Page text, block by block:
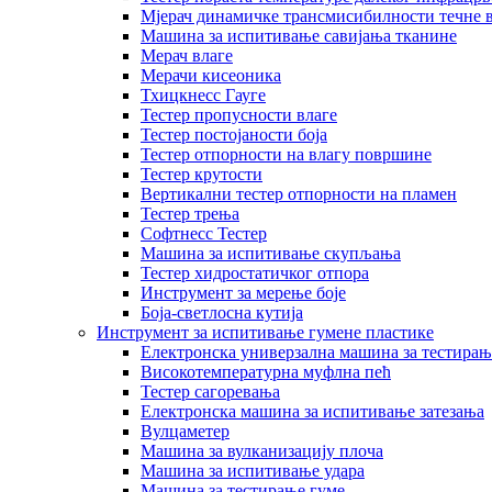
Мјерач динамичке трансмисибилности течне
Машина за испитивање савијања тканине
Мерач влаге
Мерачи кисеоника
Тхицкнесс Гауге
Тестер пропусности влаге
Тестер постојаности боја
Тестер отпорности на влагу површине
Тестер крутости
Вертикални тестер отпорности на пламен
Тестер трења
Софтнесс Тестер
Машина за испитивање скупљања
Тестер хидростатичког отпора
Инструмент за мерење боје
Боја-светлосна кутија
Инструмент за испитивање гумене пластике
Електронска универзална машина за
Високотемпературна муфлна пећ
Тестер сагоревања
Електронска машина за испитивање затезања
Вулцаметер
Машина за вулканизацију плоча
Машина за испитивање удара